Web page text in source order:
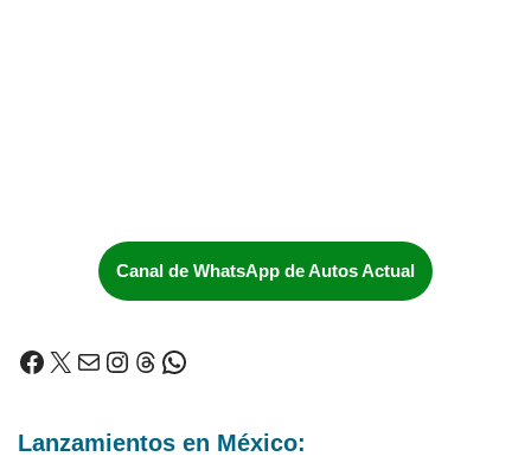
Canal de WhatsApp de Autos Actual
Lanzamientos en México: